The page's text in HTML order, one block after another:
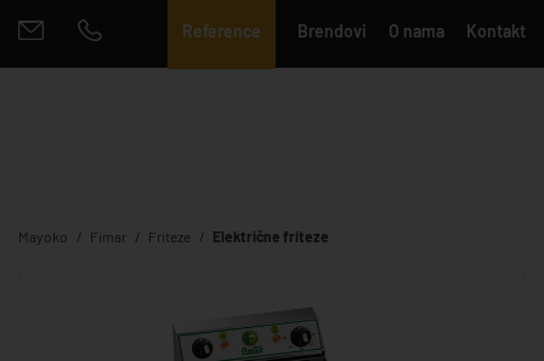
Reference Brendovi O nama Kontakt
Mayoko Fimar Friteze Električne friteze